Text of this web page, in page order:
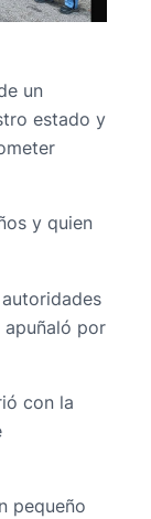
un
estado y
y quien
por
con la
pequeño